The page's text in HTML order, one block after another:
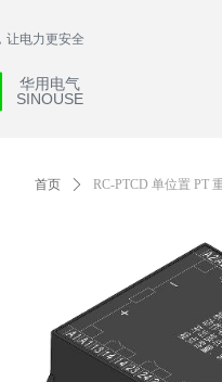
华用电气
SINOUSE
让电力更安全
首页 ꄲ RC-PTCD 单位置 PT